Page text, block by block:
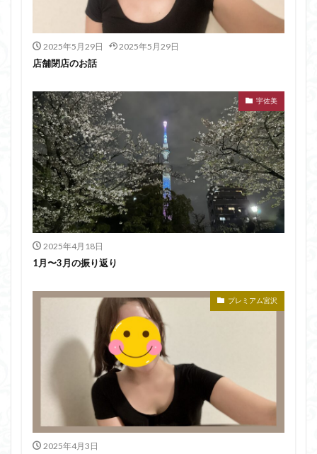
2025年5月29日 2025年5月29日
店舗閉店のお話
宇佐美
2025年4月18日
1月〜3月の振り返り
プレミアム宮沢
2025年4月3日